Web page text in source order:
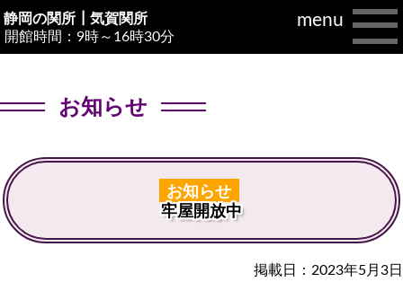
静岡の関所┃気賀関所
開館時間：9時～16時30分
menu
お知らせ
お知らせ
牢屋開放中
掲載日：2023年5月3日